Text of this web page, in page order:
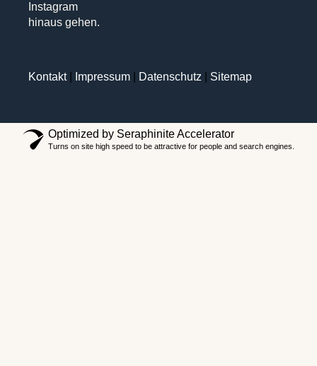
Instagram
hinaus gehen.
Kontakt| Impressum Datenschutz Sitemap
Optimized by Seraphinite Accelerator
Turns on site high speed to be attractive for people and search engines.